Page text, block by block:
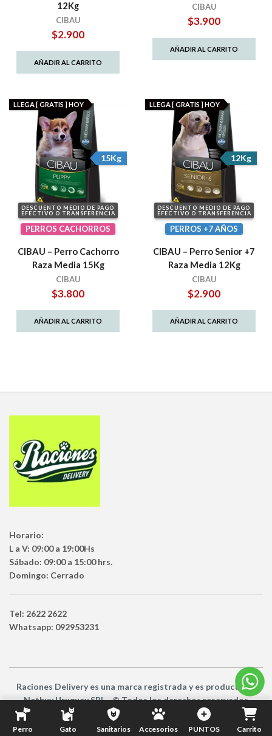
12Kg
CIBAU
$2.900
AÑADIR AL CARRITO
CIBAU
$3.900
AÑADIR AL CARRITO
DESCUENTO MEDIO DE PAGO
EFECTIVO O TRANSFERENCIA
15Kg
LLEGA [ GRATIS ] HOY
PERROS CACHORROS
CIBAU – Perro Cachorro
Raza Media 15Kg
CIBAU
$3.800
AÑADIR AL CARRITO
DESCUENTO MEDIO DE PAGO
EFECTIVO O TRANSFERENCIA
12Kg
LLEGA [ GRATIS ] HOY
PERROS +7 AÑOS
CIBAU – Perro Senior +7
Raza Media 12Kg
CIBAU
$2.900
AÑADIR AL CARRITO
Horario:
L a V: 09:00 a 19:00Hs
Sábado: 09:00 a 15:00 hrs.
Domingo: Cerrado
Tel: 2622 2622
Whatsapp: 092953231
Raciones Deliveryes una marca registrada y es productode
Netbuy Uruguay SRL -© Todos los derechos reservados
Perro Gato Sanitarios Accesorios PUNTOS Carrito